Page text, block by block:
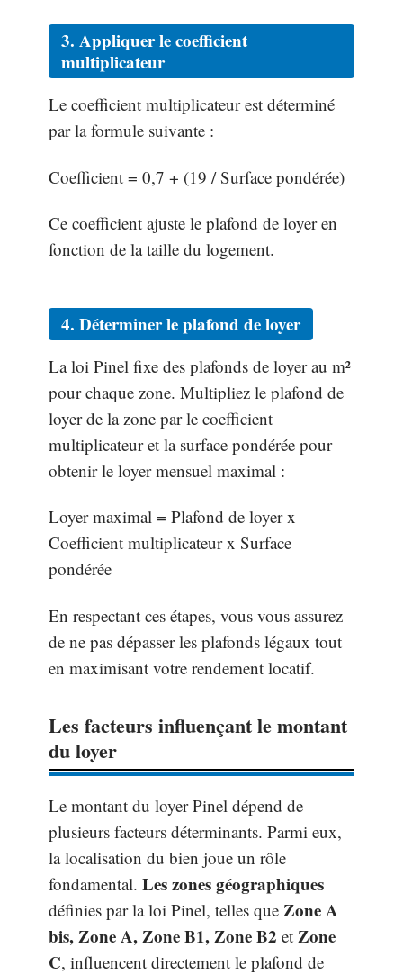
3. Appliquer le coefficient
multiplicateur
Le coefficient multiplicateur est déterminé
par la formule suivante :
Coefficient = 0,7 + (19 / Surface pondérée)
Ce coefficient ajuste le plafond de loyer en
fonction de la taille du logement.
4. Déterminer le plafond de loyer
La loi Pinel fixe des plafonds de loyer au m²
pour chaque zone. Multipliez le plafond de
loyer de la zone par le coefficient
multiplicateur et la surface pondérée pour
obtenir le loyer mensuel maximal :
Loyer maximal = Plafond de loyer x
Coefficient multiplicateur x Surface
pondérée
En respectant ces étapes, vous vous assurez
de ne pas dépasser les plafonds légaux tout
en maximisant votre rendement locatif.
Les facteurs influençant le montant
du loyer
Le montant du loyer Pinel dépend de
plusieurs facteurs déterminants. Parmi eux,
la localisation du bien joue un rôle
fondamental. Les zones géographiques
définies par la loi Pinel, telles que Zone A
bis, Zone A, Zone B1, Zone B2 et Zone
C, influencent directement le plafond de